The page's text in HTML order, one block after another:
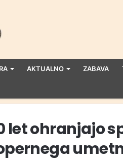
AKTUALNO ZABAVA
let ohranjajo